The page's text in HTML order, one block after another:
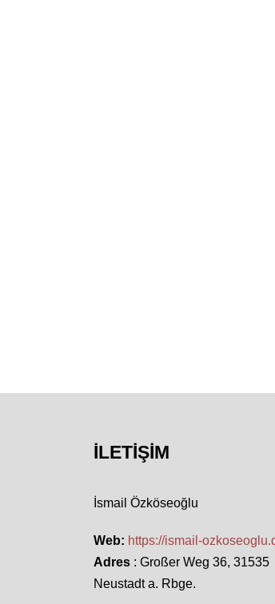
İLETIŞIM
İsmail Özköseoğlu
Web: https://ismail-
Adres : Großer Weg 36, 31535
Neustadt a. Rbge.